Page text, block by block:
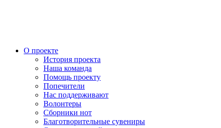
О проекте
История проекта
Наша команда
Помощь проекту
Попечители
Нас поддерживают
Волонтеры
Сборники нот
Благотворительные сувениры